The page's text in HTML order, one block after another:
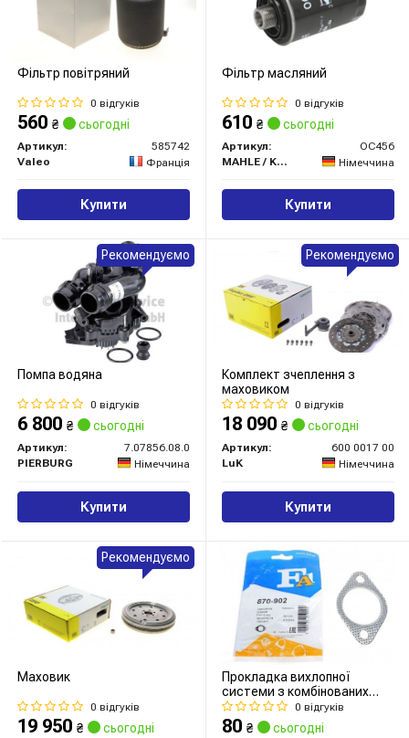
Фільтр повітряний
0 відгуків
560 ₴ сьогодні
Артикул:
585742
Valeo
Франція
Купити
Фільтр масляний
0 відгуків
610 ₴ сьогодні
Артикул:
OC456
MAHLE / KNECHT
Німеччина
Купити
Помпа водяна
0 відгуків
6 800 ₴ сьогодні
Артикул:
7.07856.08.0
PIERBURG
Німеччина
Купити
Рекомендуємо
Комплект зчеплення з
маховиком
0 відгуків
18 090 ₴ сьогодні
Артикул:
600 0017 00
LuK
Німеччина
Купити
Рекомендуємо
Маховик
0 відгуків
19 950 ₴ сьогодні
Рекомендуємо
Прокладка вихлопної
системи з комбінованих
матеріалів 0 відгуків
80 ₴ сьогодні